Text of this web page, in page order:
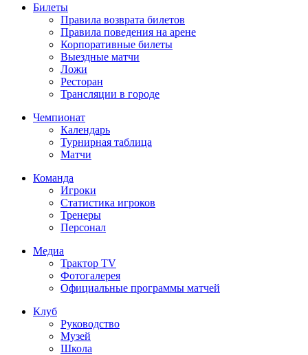
Билеты
Правила возврата билетов
Правила поведения на арене
Корпоративные билеты
Выездные матчи
Ложи
Ресторан
Трансляции в городе
Чемпионат
Календарь
Турнирная таблица
Матчи
Команда
Игроки
Статистика игроков
Тренеры
Персонал
Медиа
Трактор TV
Фотогалерея
Официальные программы матчей
Клуб
Руководство
Музей
Школа